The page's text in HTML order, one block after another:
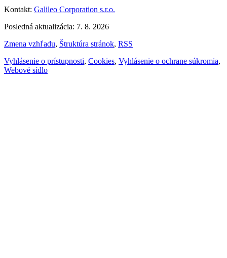
Kontakt: Galileo Corporation s.r.o.
Posledná aktualizácia: 7. 8. 2026
Zmena vzhľadu, Štruktúra stránok, RSS
Vyhlásenie o prístupnosti, Cookies, Vyhlásenie o ochrane súkromia,
Webové sídlo